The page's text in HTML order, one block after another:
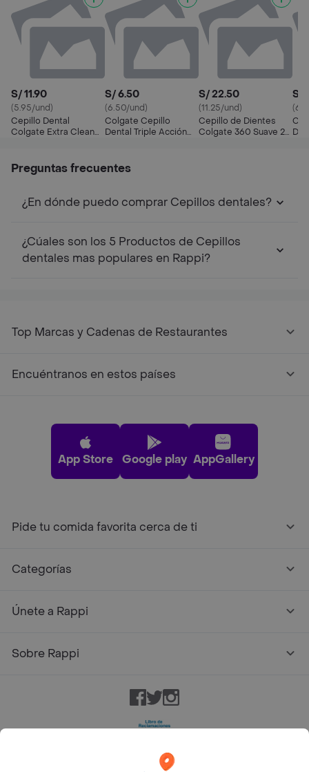
S/ 11.90
(5.95/und)
Cepillo Dental
Colgate Extra Clean
S/ 6.50
(6.50/und)
Colgate Cepillo
Dental Triple Acción
S/ 22.50
(11.25/und)
Cepillo de Dientes
Colgate 360 Suave 2
S/
Preguntas frecuentes
¿En dónde puedo comprar Cepillos dentales?
¿Cúales son los 5 Productos de Cepillos
dentales mas populares en Rappi?
Top Marcas y Cadenas de Restaurantes
Encuéntranos en estos países
App Store Google play AppGallery
Pide tu comida favorita cerca de ti
Categorías
Únete a Rappi
Sobre Rappi
Facebook
TwitterInstagram
Rappi Inc. All rights reserved.